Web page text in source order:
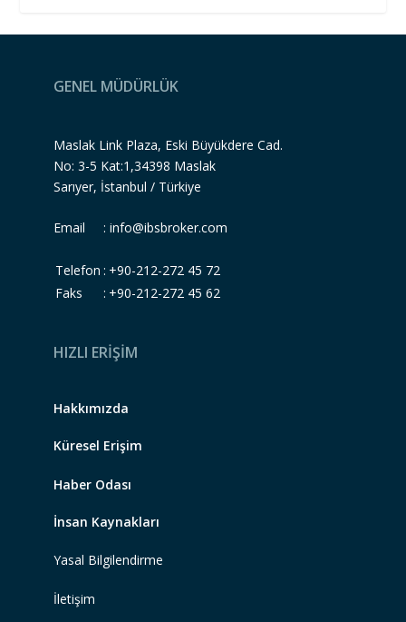
GENEL MÜDÜRLÜK
Maslak Link Plaza, Eski Büyükdere Cad.
No: 3-5 Kat:1,34398 Maslak
Sarıyer, İstanbul / Türkiye
Email :info@ibsbroker.com
Telefon : +90-212-272 45 72
Faks
: +90-212-272 45 62
HIZLI ERİŞİM
Hakkımızda
Küresel Erişim
Haber Odası
İnsan Kaynakları
Yasal Bilgilendirme
İletişim